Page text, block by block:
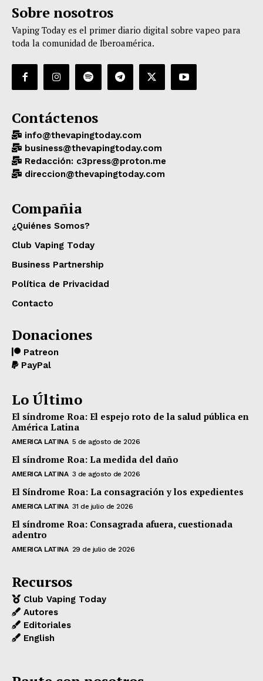
Sobre nosotros
Vaping Today es el primer diario digital sobre vapeo para
toda la comunidad de Iberoamérica.
Contáctenos
info@thevapingtoday.com
business@thevapingtoday.com
Redacción: c3press@proton.me
direccion@thevapingtoday.com
Compañia
¿Quiénes Somos?
Club Vaping Today
Business Partnership
Política de Privacidad
Contacto
Donaciones
Patreon
PayPal
Lo Último
El síndrome Roa: El espejo roto de la salud pública en
América Latina
AMERICA LATINA 5 de agosto de 2026
El síndrome Roa: La medida del daño
AMERICA LATINA 3 de agosto de 2026
El Síndrome Roa: La consagración y los expedientes
AMERICA LATINA 31 de julio de 2026
El síndrome Roa: Consagrada afuera, cuestionada
adentro
AMERICA LATINA 29 de julio de 2026
Recursos
Club Vaping Today
Autores
Editoriales
English